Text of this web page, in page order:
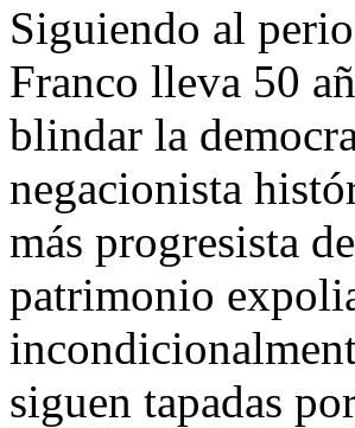
Siguiendo al
Franco lleva 50
blindar la
negacionista
más progresista
patrimonio
siguen tapadas